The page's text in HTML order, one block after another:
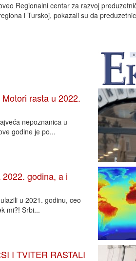
Regionalni centar za razvoj
i Turskoj, pokazali su da
rasta u 2022.
nepoznanica u
godine je po...
godina, a i
u 2021. godinu, ceo
mi?! Srbi...
I TVITER RASTALI